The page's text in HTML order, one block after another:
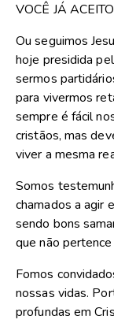
VOCÊ JÁ
Ou seguimos
hoje presidida
sermos
para vivermos
sempre é fácil
cristãos, mas
viver a mesma
Somos
chamados a agir
sendo bons
que não
Fomos
nossas vidas.
profundas em